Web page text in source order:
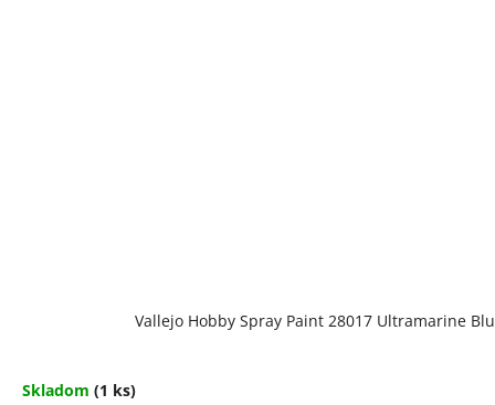
Vallejo Hobby Spray Paint 28017 Ultramarine
Skladom (1 ks)